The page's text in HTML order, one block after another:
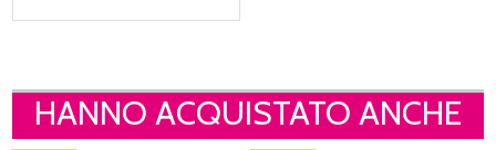
HANNO ACQUISTATO ANCHE